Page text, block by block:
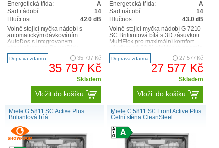
Energetická třída:
A
Sad nádobí:
14
Hlučnost:
42.0 dB
Volně stojící myčka nádobí s
automatickým dávkováním
AutoDos s integrovaným
Inovativní design a max. komfort –
příborová zá..
Doprava zdarma 35 797 Kč
35 797 Kč
Skladem
Vložit do košíku
Energetická třída:
A
Sad nádobí:
14
Hlučnost:
43.0 dB
Volně stojící myčka nádobí G 7210
SC Briliantová bílá s 3D zásuvkou
MultiFlex pro maximální komfort.
pomocí..
Doprava zdarma 27 577 Kč
27 577 Kč
Skladem
Vložit do košíku
Miele G 5811 SC Active Plus
Briliantová bílá
Miele G 5811 SC Front Active Plus
Čelní stěna CleanSteel